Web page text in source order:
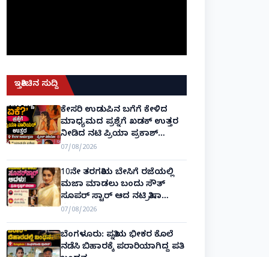
ಇತ್ತೀಚಿನ ಸುದ್ದಿ
ಕೇಸರಿ ಉಡುಪಿನ ಬಗೆಗೆ ಕೇಳಿದ
ಮಾಧ್ಯಮದ ಪ್ರಶ್ನೆಗೆ ಖಡಕ್ ಉತ್ತರ
ನೀಡಿದ ನಟಿ ಪ್ರಿಯಾ ಪ್ರಕಾಶ್
ವಾರಿಯರ್! Priya Prakash Varrier
07/08/2026
10ನೇ ತರಗತಿಯ ಬೇಸಿಗೆ ರಜೆಯಲ್ಲಿ
ಮಜಾ ಮಾಡಲು ಬಂದು ಸೌತ್
ಸೂಪರ್ ಸ್ಟಾರ್ ಆದ ನಟಿ ತ್ರಿಷಾ
ಕೃಷ್ಣನ್!
07/08/2026
ಬೆಂಗಳೂರು: ಪತ್ನಿಯ ಭೀಕರ ಕೊಲೆ
ನಡೆಸಿ ಬಿಹಾರಕ್ಕೆ ಪರಾರಿಯಾಗಿದ್ದ ಪತಿ